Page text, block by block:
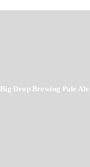
Big Drop Brewing Pale Ale